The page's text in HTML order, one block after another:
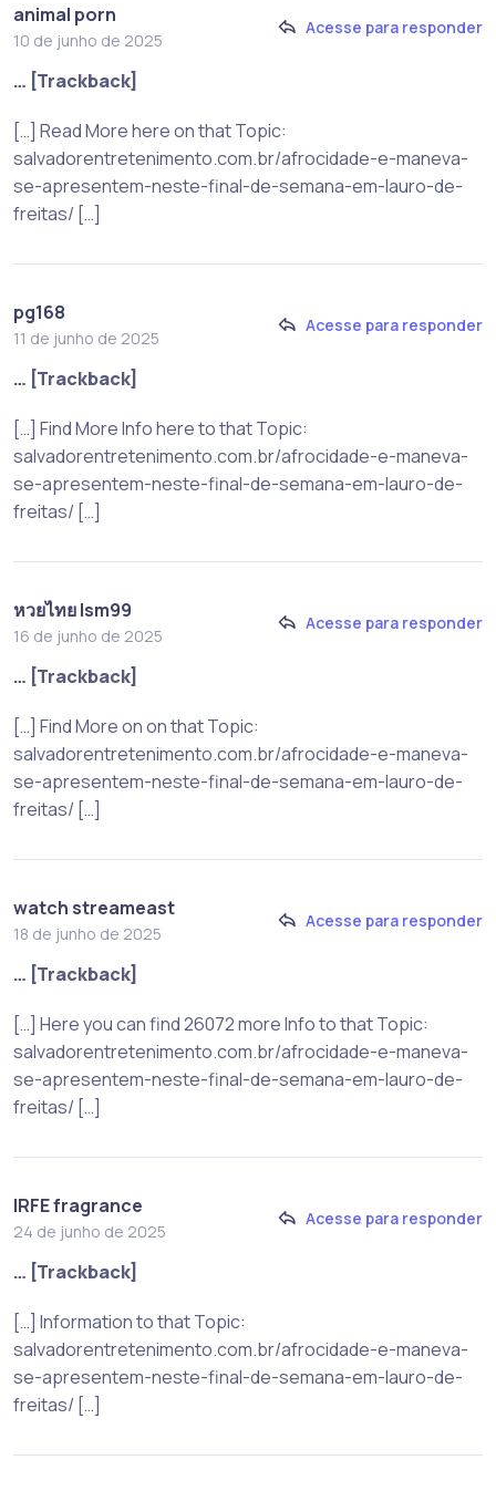
animal porn
10 de junho de 2025
Acesse para responder
… [Trackback]
[…] Read More here on that Topic:
salvadorentretenimento.com.br/afrocidade-e-maneva-
se-apresentem-neste-final-de-semana-em-lauro-de-
freitas/ […]
pg168
11 de junho de 2025
Acesse para responder
… [Trackback]
[…] Find More Info here to that Topic:
salvadorentretenimento.com.br/afrocidade-e-maneva-
se-apresentem-neste-final-de-semana-em-lauro-de-
freitas/ […]
หวยไทย lsm99
16 de junho de 2025
Acesse para responder
… [Trackback]
[…] Find More on on that Topic:
salvadorentretenimento.com.br/afrocidade-e-maneva-
se-apresentem-neste-final-de-semana-em-lauro-de-
freitas/ […]
watch streameast
18 de junho de 2025
Acesse para responder
… [Trackback]
[…] Here you can find 26072 more Info to that Topic:
salvadorentretenimento.com.br/afrocidade-e-maneva-
se-apresentem-neste-final-de-semana-em-lauro-de-
freitas/ […]
IRFE fragrance
24 de junho de 2025
Acesse para responder
… [Trackback]
[…] Information to that Topic:
salvadorentretenimento.com.br/afrocidade-e-maneva-
se-apresentem-neste-final-de-semana-em-lauro-de-
freitas/ […]